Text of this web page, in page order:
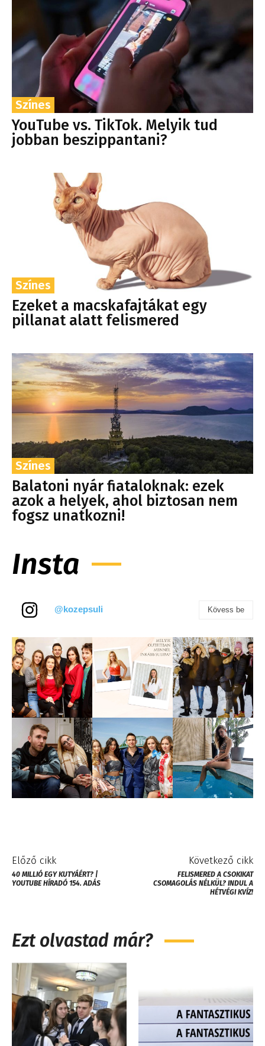
Színes
YouTube vs. TikTok. Melyik tud
jobban beszippantani?
Színes
Ezeket a macskafajtákat egy
pillanat alatt felismered
Színes
Balatoni nyár fiataloknak: ezek
azok a helyek, ahol biztosan nem
fogsz unatkozni!
Insta
@kozepsuli Kövess be
Előző cikk
40 MILLIÓ EGY KUTYÁÉRT? |
YOUTUBE HÍRADÓ 154. ADÁS
Következő cikk
FELISMERED A CSOKIKAT
CSOMAGOLÁS NÉLKÜL? INDUL A
HÉTVÉGI KVÍZ!
Ezt olvastad már?